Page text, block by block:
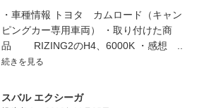
・車種情報 トヨタ カムロード（キャン
ピングカー専用車両） ・取り付けた商
品 RIZING2のH4、6000K ・感想 ..
続きを見る
スバル エクシーガ